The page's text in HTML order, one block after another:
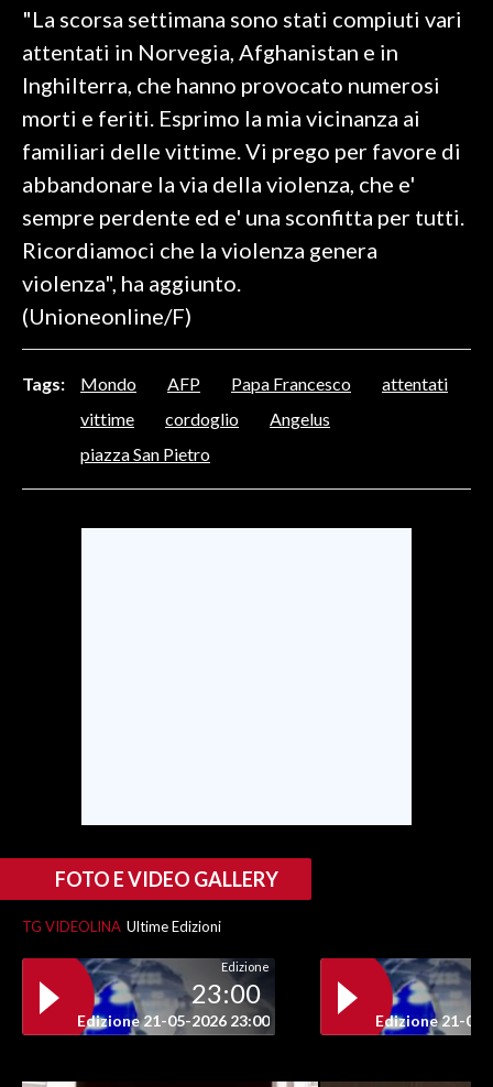
SPETTACOLI
GOSSIP
SALUTE
SARDEGNA TURISMO
#CARAUNIONE
INSULARITÀ
"La scorsa settimana sono stati compiuti vari
attentati in Norvegia, Afghanistan e in
Inghilterra, che hanno provocato numerosi
morti e feriti. Esprimo la mia vicinanza ai
familiari delle vittime. Vi prego per favore di
abbandonare la via della violenza, che e'
sempre perdente ed e' una sconfitta per tutti.
Ricordiamoci che la violenza genera
violenza", ha aggiunto.
(Unioneonline/F)
Tags: Mondo AFP Papa Francesco
attentati
vittime
cordoglio
Angelus
piazza San Pietro
FOTO E VIDEO GALLERY
TG VIDEOLINA Ultime Edizioni
Edizione
23:00
Edizione 21-05-2026 23:00 Edizione 21-05-